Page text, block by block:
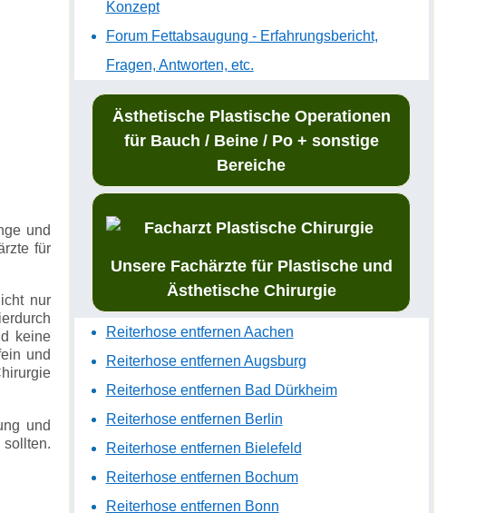
und
für
nur
keine
und
und
Konzept
Forum Fettabsaugung - Erfahrungsbericht,
Fragen, Antworten, etc.
Ästhetische Plastische Operationen
für Bauch / Beine / Po + sonstige
Bereiche
Unsere Fachärzte für Plastische und
Ästhetische Chirurgie
Reiterhose entfernen Aachen
Reiterhose entfernen Augsburg
Reiterhose entfernen Bad Dürkheim
Reiterhose entfernen Berlin
Reiterhose entfernen Bielefeld
Reiterhose entfernen Bochum
Reiterhose entfernen Bonn